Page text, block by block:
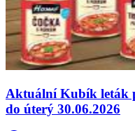
Aktuální Kubík leták
do úterý 30.06.2026